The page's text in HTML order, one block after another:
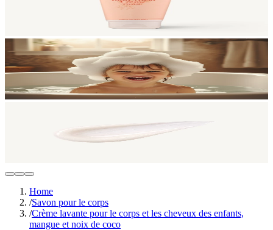
Home
/Savon pour le corps
/Crème lavante pour le corps et les cheveux des enfants,
mangue et noix de coco